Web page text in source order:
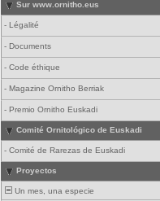
Sur www.ornitho.eus
- Légalité
- Documents
- Code éthique
- Magazine Ornitho Berriak
- Premio Ornitho Euskadi
Comité Ornitológico de Euskadi
- Comité de Rarezas de Euskadi
Proyectos
Un mes, una especie